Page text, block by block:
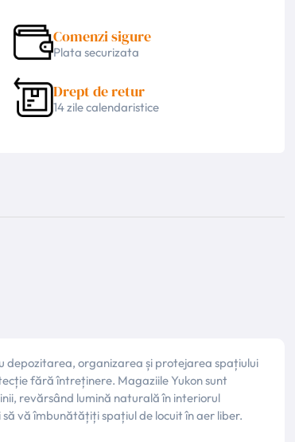
Comenzi sigure
Plata securizata
Drept de retur
14 zile calendaristice
organizarea și protejarea spațiului
fără întreținere. Magaziile Yukon sunt
revărsând lumină naturală în interiorul
vă îmbunătățiți spațiul de locuit în aer liber.